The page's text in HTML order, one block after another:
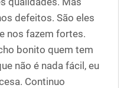
defeitos. São eles
nos fazem fortes.
bonito quem tem
não é nada fácil, eu
Continuo